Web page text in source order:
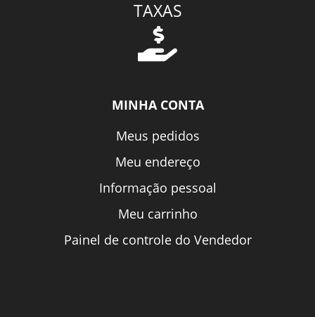
TAXAS
MINHA CONTA
Meus pedidos
Meu endereço
Informação pessoal
Meu carrinho
Painel de controle do Vendedor